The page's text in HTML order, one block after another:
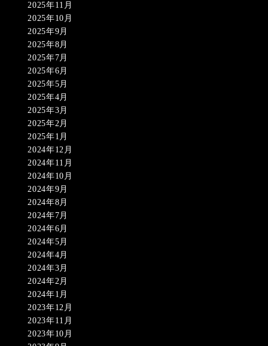
2025年11月
2025年10月
2025年9月
2025年8月
2025年7月
2025年6月
2025年5月
2025年4月
2025年3月
2025年2月
2025年1月
2024年12月
2024年11月
2024年10月
2024年9月
2024年8月
2024年7月
2024年6月
2024年5月
2024年4月
2024年3月
2024年2月
2024年1月
2023年12月
2023年11月
2023年10月